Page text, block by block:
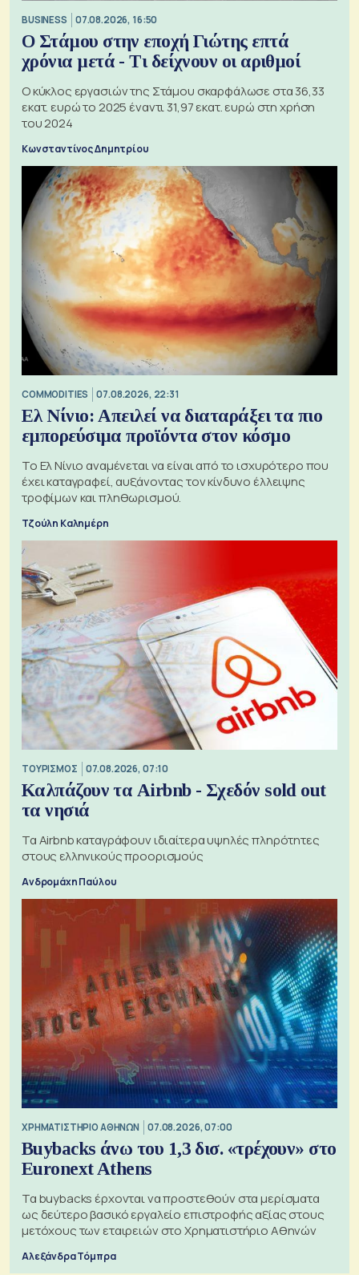
BUSINESS 07.08.2026, 16:50
Ο Στάμου στην εποχή Γιώτης επτά
χρόνια μετά - Τι δείχνουν οι αριθμοί
Ο κύκλος εργασιών της Στάμου σκαρφάλωσε στα 36,33
εκατ. ευρώ το 2025 έναντι 31,97 εκατ. ευρώ στη χρήση
του 2024
Κωνσταντίνος Δημητρίου
COMMODITIES 07.08.2026, 22:31
Ελ Νίνιο: Απειλεί να διαταράξει τα πιο
εμπορεύσιμα προϊόντα στον κόσμο
Το Ελ Νίνιο αναμένεται να είναι από το ισχυρότερο που
έχει καταγραφεί, αυξάνοντας τον κίνδυνο έλλειψης
τροφίμων και πληθωρισμού.
Τζούλη Καλημέρη
ΤΟΥΡΙΣΜΟΣ 07.08.2026, 07:10
Καλπάζουν τα Airbnb - Σχεδόν sold out
τα νησιά
Τα Airbnb καταγράφουν ιδιαίτερα υψηλές πληρότητες
στους ελληνικούς προορισμούς
Ανδρομάχη Παύλου
XΡΗΜΑΤΙΣΤΗΡΙΟ ΑΘΗΝΩΝ 07.08.2026, 07:00
Buybacks άνω του 1,3 δισ. «τρέχουν» στο
Euronext Athens
Τα buybacks έρχονται να προστεθούν στα μερίσματα
ως δεύτερο βασικό εργαλείο επιστροφής αξίας στους
μετόχους των εταιρειών στο Χρηματιστήριο Αθηνών
Αλεξάνδρα Τόμπρα